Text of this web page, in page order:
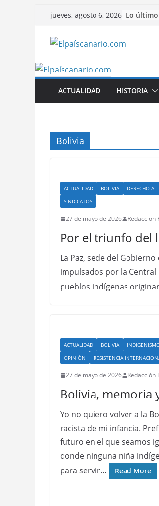
Saltar
contenido
jueves, agosto 6, 2026 Lo último:
ACTUALIDAD HISTORIA
Bolivia
ACTUALIDAD BOLIVIA DERECHO AL
SINDICATOS
27 de mayo de 2026 Redacción
Por el triunfo del
La Paz, sede del
impulsados por la Central
pueblos indígenas
ACTUALIDAD BOLIVIA
OPINIÓN
RESISTENCIA
27 de mayo de 2026 Redacción
Bolivia, memoria
Yo no quiero volver a la
racista de mi infancia.
futuro en el que seamos
donde ninguna niña
para servir…
Read More